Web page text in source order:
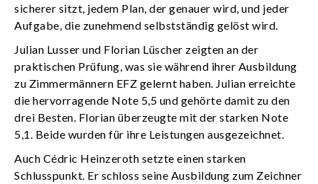
sicherer sitzt, jedem Plan, der genauer wird, und jeder
Aufgabe, die zunehmend selbstständig gelöst wird.
Julian Lusser und Florian Lüscher zeigten an der
praktischen Prüfung, was sie während ihrer Ausbildung
zu Zimmermännern EFZ gelernt haben. Julian erreichte
die hervorragende Note 5,5 und gehörte damit zu den
drei Besten. Florian überzeugte mit der starken Note
5,1. Beide wurden für ihre Leistungen ausgezeichnet.
Auch Cédric Heinzeroth setzte einen starken
Schlusspunkt. Er schloss seine Ausbildung zum Zeichner